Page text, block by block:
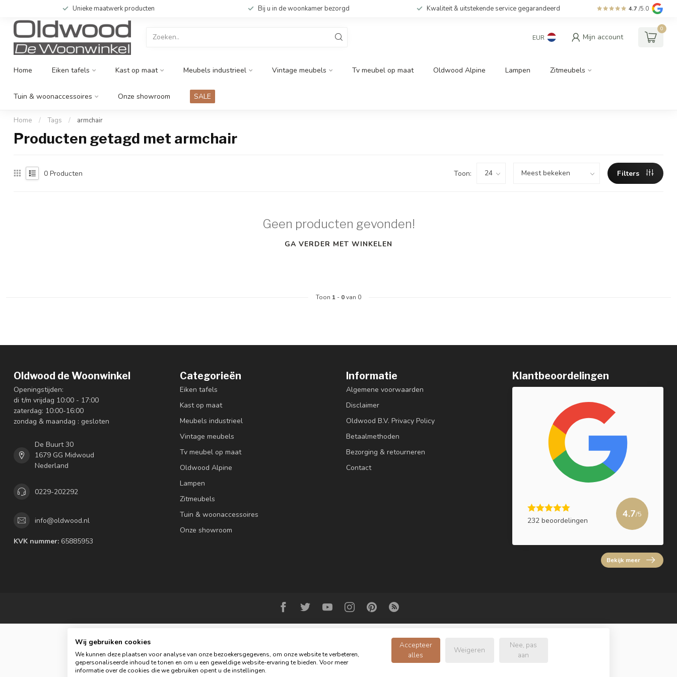
Unieke maatwerk producten Bij u in de woonkamer bezorgd Kwaliteit & uitstekende service gegarandeerd 4.7 /5.0
EUR Mijn account
0
Home Eiken tafels Kast op maat Meubels industrieel Vintage meubels Tv meubel op maat Oldwood Alpine Lampen Zitmeubels
Tuin & woonaccessoires Onze showroom SALE
Home / Tags / armchair
Producten getagd met armchair
0 Producten Toon: Filters
Geen producten gevonden!
GA VERDER MET WINKELEN
Toon 1 - 0van 0
Oldwood de Woonwinkel
Openingstijden:
di t/m vrijdag 10:00 - 17:00
zaterdag: 10:00-16:00
zondag & maandag : gesloten
De Buurt 30
1679 GG Midwoud
Nederland
0229-202292
info@oldwood.nl
KVK nummer: 65885953
Categorieën
Eiken tafels
Kast op maat
Meubels industrieel
Vintage meubels
Tv meubel op maat
Oldwood Alpine
Lampen
Zitmeubels
Tuin & woonaccessoires
Onze showroom
Informatie
Algemene voorwaarden
Disclaimer
Oldwood B.V. Privacy Policy
Betaalmethoden
Bezorging & retourneren
Contact
Klantbeoordelingen
232 beoordelingen
4.7/5
Bekijk meer
© Copyright 2026 Oldwood de Woonwinkel - Powered by
Wij gebruiken cookies
We kunnen deze plaatsen voor analyse van onze bezoekersgegevens, om onze website te verbeteren,
gepersonaliseerde inhoud te tonen en om u een geweldige website-ervaring te bieden. Voor meer
informatie over de cookies die we gebruiken opent u de instellingen.
Accepteer
alles
Weigeren
Nee, pas
aan